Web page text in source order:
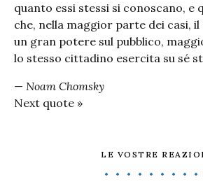
quanto essi stessi si conoscano, e
che, nella maggior parte dei casi,
un gran potere sul pubblico,
lo stesso cittadino esercita su sé
— Noam Chomsky
Next quote »
LE VOSTRE